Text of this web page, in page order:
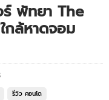
ร์ พัทยา The
กล้หาดจอม
รีวิว คอนโด